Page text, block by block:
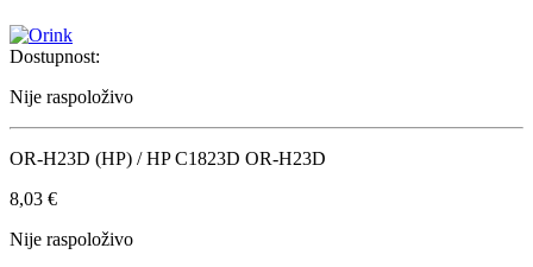
Dostupnost:
Nije raspoloživo
OR-H23D (HP) / HP C1823D OR-H23D
8,03 €
Nije raspoloživo